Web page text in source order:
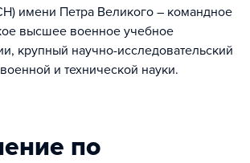
имени Петра Великого – командное
высшее военное учебное
крупный научно-исследовательский
и технической науки.
по